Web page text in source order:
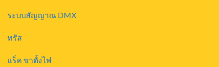
ระบบสัญญาณ DMX
ทรัส
แร็ค ขาตั้งไฟ